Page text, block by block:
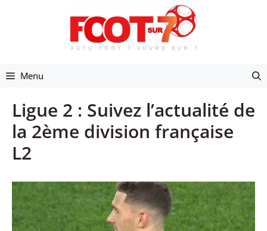
Menu
Ligue 2 : Suivez l’actualité de
la 2ème division française
L2